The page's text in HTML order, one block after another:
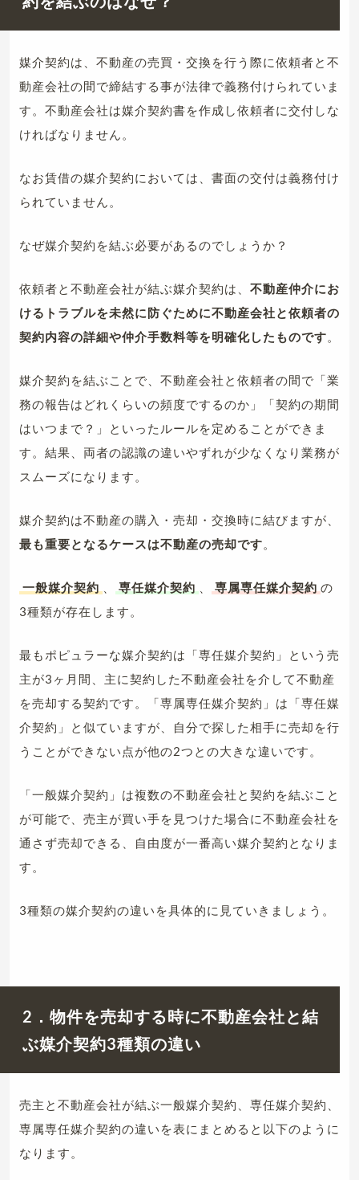
媒介契約は、不動産の売買・交換を行う際に依頼者と不
動産会社の間で締結する事が法律で義務付けられていま
す。不動産会社は媒介契約書を作成し依頼者に交付しな
ければなりません。
なお賃借の媒介契約においては、書面の交付は義務付け
られていません。
なぜ媒介契約を結ぶ必要があるのでしょうか？
依頼者と不動産会社が結ぶ媒介契約は、 不動産仲介にお
けるトラブルを未然に防ぐために不動産会社と依頼者の
契約内容の詳細や仲介手数料等を明確化したものです。
媒介契約を結ぶことで、不動産会社と依頼者の間で「業
務の報告はどれくらいの頻度でするのか」「契約の期間
はいつまで？」といったルールを定めることができま
す。結果、両者の認識の違いやずれが少なくなり業務が
スムーズになります。
媒介契約は不動産の購入・売却・交換時に結びますが、
最も重要となるケースは不動産の売却です。
一般媒介契約 専任媒介契約 専属専任媒介契約 の
3種類が存在します。
最もポピュラーな媒介契約は「専任媒介契約」という売
主が3ヶ月間、主に契約した不動産会社を介して不動産
を売却する契約です。「専属専任媒介契約」は「専任媒
介契約」と似ていますが、自分で探した相手に売却を行
うことができない点が他の2つとの大きな違いです。
「一般媒介契約」は複数の不動産会社と契約を結ぶこと
が可能で、売主が買い手を見つけた場合に不動産会社を
通さず売却できる、自由度が一番高い媒介契約となりま
す。
3種類の媒介契約の違いを具体的に見ていきましょう。
2．物件を売却する時に不動産会社と結
ぶ媒介契約3種類の違い
売主と不動産会社が結ぶ一般媒介契約、専任媒介契約、
専属専任媒介契約の違いを表にまとめると以下のように
なります。